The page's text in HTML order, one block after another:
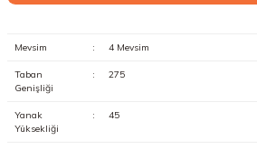
Mevsim : 4 Mevsim
Taban
Genişliği
: 275
Yanak
Yüksekliği
: 45